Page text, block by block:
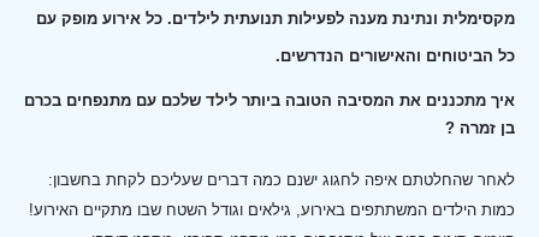
מקסימלית ונתינת מענה לפעילות תנועתית לילדים. כל אירוע מופק עם
כל הביטוחים והאישורים הנדרשים.
איך מתכננים את המסיבה הטובה ביותר לילד שלכם עם מתנפחים בכרם
בן זמרה ?
לאחר שהחלטתם איפה לחגוג ישנם כמה דברים שעליכם לקחת בחשבון:
כמות הילדים המשתתפים באירוע, גילאים וגודל השטח שבו מתקיים האירוע!